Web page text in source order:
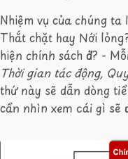
Nhiệm vụ của chúng ta
Thắt chặt hay Nới
hiện chính sách đó? -
Thời gian tác động,
thứ này sẽ dẫn dòng
cần nhìn xem cái gì sẽ